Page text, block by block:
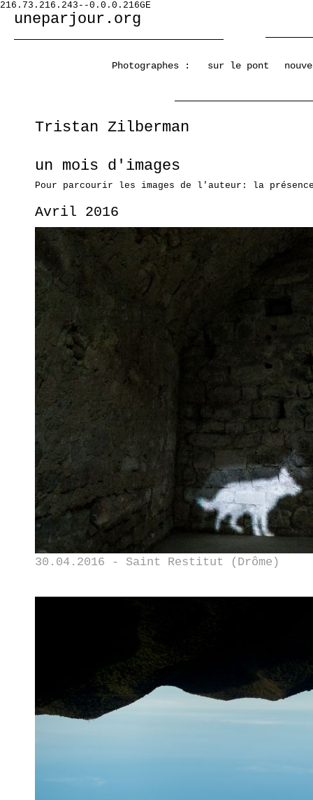
216.73.216.243--0.0.0.216GE
uneparjour.org
Photographes : sur le pont
Tristan Zilberman
un mois d'images
Pour parcourir les images de l'auteur: la
Avril 2016
30.04.2016 - Saint Restitut (Drôme)